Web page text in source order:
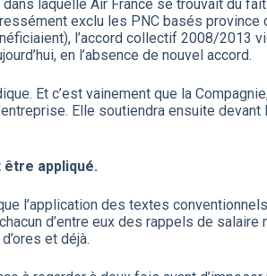
laquelle Air France se trouvait du
exclu les PNC basés province
l’accord collectif 2008/2013
en l’absence de nouvel accord.
Et c’est vainement que la
Elle soutiendra ensuite
être appliqué.
l’application des textes
d’entre eux des rappels de
et déjà.